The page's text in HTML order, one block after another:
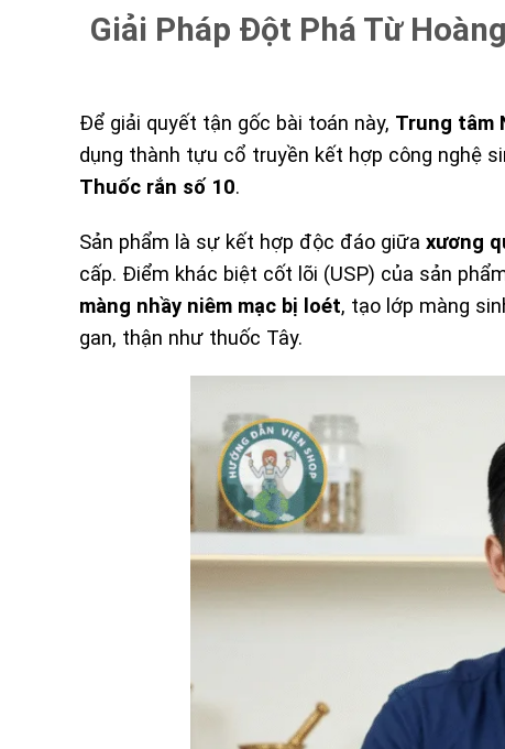
Giải Pháp Đột Phá Từ
Để giải quyết tận gốc bài toán này, Trung tâm
dụng thành tựu cổ truyền kết hợp công nghệ
Thuốc rắn số 10.
Sản phẩm là sự kết hợp độc đáo giữa xương
cấp. Điểm khác biệt cốt lõi (USP) của sản
màng nhầy niêm mạc bị loét, tạo lớp màng
gan, thận như thuốc Tây.